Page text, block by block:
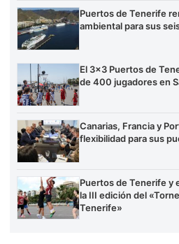
Puertos de Tenerife
ambiental para sus
El 3×3 Puertos de
de 400 jugadores en
Canarias, Francia y
flexibilidad para sus
Puertos de Tenerife y
la III edición del
Tenerife»